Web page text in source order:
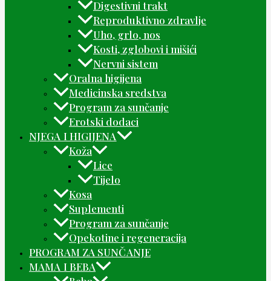
Digestivni trakt
Reproduktivno zdravlje
Uho, grlo, nos
Kosti, zglobovi i mišići
Nervni sistem
Oralna higijena
Medicinska sredstva
Program za sunčanje
Erotski dodaci
NJEGA I HIGIJENA
Koža
Lice
Tijelo
Kosa
Suplementi
Program za sunčanje
Opekotine i regeneracija
PROGRAM ZA SUNČANJE
MAMA I BEBA